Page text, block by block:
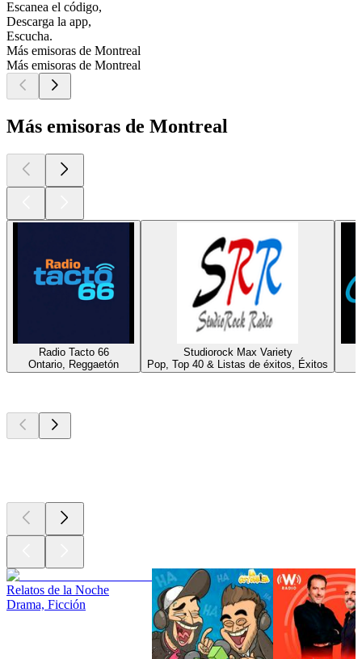
Escanea el código,
Descarga la app,
Escucha.
Más emisoras de Montreal
Más emisoras de Montreal
Más emisoras de Montreal
Radio Tacto 66
Ontario, Reggaetón
Studiorock Max Variety
Pop, Top 40 & Listas de éxitos, Éxitos
Relatos de la Noche
Drama, Ficción